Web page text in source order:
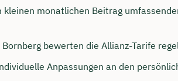
monatlichen Beitrag
bewerten die Allianz-Tarife
Anpassungen an den
mit Jonas